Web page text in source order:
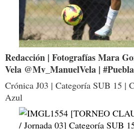
Redacción | Fotografías Mara
Vela @Mv_ManuelVela |
Crónica J03 | Categoría SUB 15 |
Azul